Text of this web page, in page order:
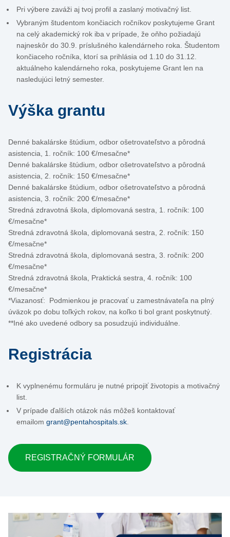
Pri výbere zaváži aj tvoj profil a zaslaný motivačný list.
Vybraným študentom končiacich ročníkov poskytujeme Grant
na celý akademický rok iba v prípade, že oňho požiadajú
najneskôr do 30.9. príslušného kalendárneho roka. Študentom
končiaceho ročníka, ktorí sa prihlásia od 1.10 do 31.12.
aktuálneho kalendárneho roka, poskytujeme Grant len na
nasledujúci letný semester.
Výška grantu
Denné bakalárske štúdium, odbor ošetrovateľstvo a pôrodná
asistencia, 1. ročník: 100 €/mesačne*
Denné bakalárske štúdium, odbor ošetrovateľstvo a pôrodná
asistencia, 2. ročník: 150 €/mesačne*
Denné bakalárske štúdium, odbor ošetrovateľstvo a pôrodná
asistencia, 3. ročník: 200 €/mesačne*
Stredná zdravotná škola, diplomovaná sestra, 1. ročník: 100
€/mesačne*
Stredná zdravotná škola, diplomovaná sestra, 2. ročník: 150
€/mesačne*
Stredná zdravotná škola, diplomovaná sestra, 3. ročník: 200
€/mesačne*
Stredná zdravotná škola, Praktická sestra, 4. ročník: 100
€/mesačne*
*Viazanosť: Podmienkou je pracovať u zamestnávateľa na plný
úväzok po dobu toľkých rokov, na koľko ti bol grant poskytnutý.
**Iné ako uvedené odbory sa posudzujú individuálne.
Registrácia
K vyplnenému formuláru je nutné pripojiť životopis a motivačný
list.
V prípade ďalších otázok nás môžeš kontaktovať
emailom grant@pentahospitals.sk.
REGISTRAČNÝ FORMULÁR